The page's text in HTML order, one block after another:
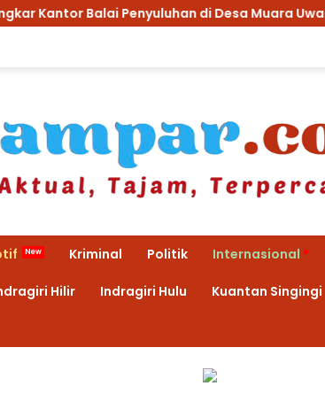
di Desa Muara Uwai, Pelaku Ditangkap
Kriminal Politik Internasional
Hilir Indragiri Hulu Kuantan Singingi